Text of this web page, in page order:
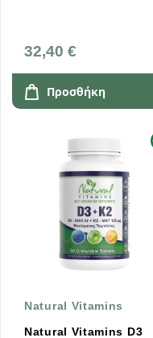
32,40 €
Προσθήκη
Natural Vitamins
Natural Vitamins D3